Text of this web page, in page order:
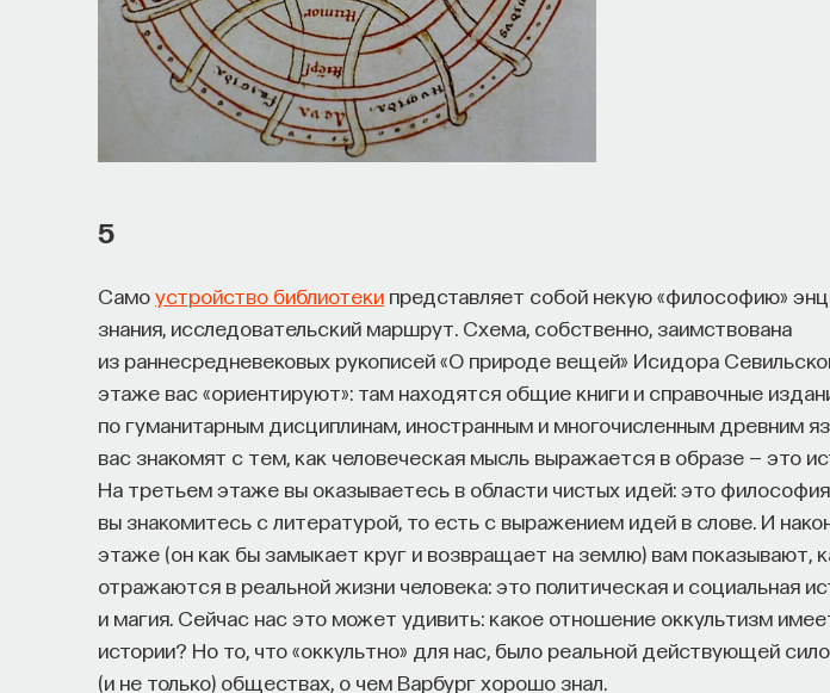
5
Самоустройство библиотеки представляет собой некую «философию»
знания, исследовательский маршрут. Схема, собственно, заимствована
из раннесредневековых рукописей «О природе вещей» Исидора
этаже вас «ориентируют»: там находятся общие книги и справочные
по гуманитарным дисциплинам, иностранным и многочисленным древним
вас знакомят с тем, как человеческая мысль выражается в образе — это
На третьем этаже вы оказываетесь в области чистых идей: это
вы знакомитесь с литературой, то есть с выражением идей в слове. И
этаже (он как бы замыкает круг и возвращает на землю) вам показывают,
отражаются в реальной жизни человека: это политическая и социальная
и магия. Сейчас нас это может удивить: какое отношение оккультизм
истории? Но то, что «оккультно» для нас, было реальной действующей
(и не только) обществах, о чем Варбург хорошо знал.